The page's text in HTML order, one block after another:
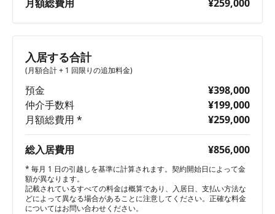
月額総費用 ¥259,000
入居する合計
(月額合計 + 1 回限りの追加料金)
預金
¥398,000
仲介手数料
¥199,000
月額総費用 *
¥259,000
総入居費用 ¥856,000
* 毎月 1 日の引越しを基準に計算されます。契約開始日によって金
額が異なります。
記載されているすべての料金は概算であり、入居日、支払い方法な
どによって異なる場合があることに注意してください。正確な料金
についてはお問い合わせください。